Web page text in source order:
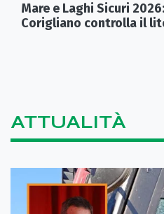
Mare e Laghi Sicuri
Corigliano controlla il
ATTUALITÀ